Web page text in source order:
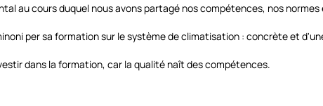
au cours duquel nous avons partagé nos compétences, nos normes
per sa formation sur le système de climatisation : concrète et
dans la formation, car la qualité naît des compétences.